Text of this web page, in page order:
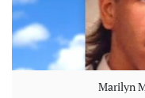
Marilyn